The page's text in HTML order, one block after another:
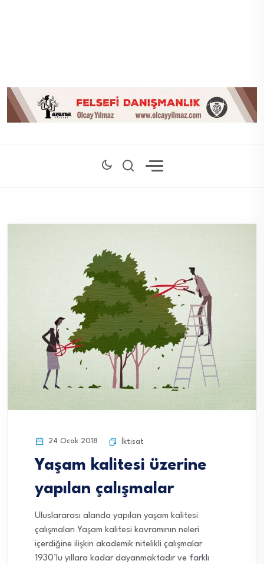
24 Ocak 2018 İktisat
Yaşam kalitesi üzerine
yapılan çalışmalar
Uluslararası alanda yapılan yaşam kalitesi
çalışmaları Yaşam kalitesi kavramının neleri
içerdiğine ilişkin akademik nitelikli çalışmalar
1930’lu yıllara kadar dayanmaktadır ve farklı